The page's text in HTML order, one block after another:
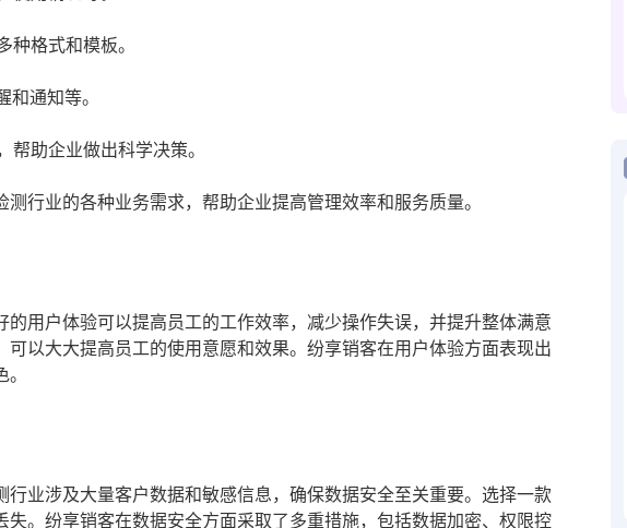
种格式和模板。
通知等。
帮助企业做出科学决策。
行业的各种业务需求，帮助企业提高管理效率和服务质量。
用户体验可以提高员工的工作效率，减少操作失误，并提升整体满意
以大大提高员工的使用意愿和效果。纷享销客在用户体验方面表现出
业涉及大量客户数据和敏感信息，确保数据安全至关重要。选择一款
。纷享销客在数据安全方面采取了多重措施，包括数据加密、权限控